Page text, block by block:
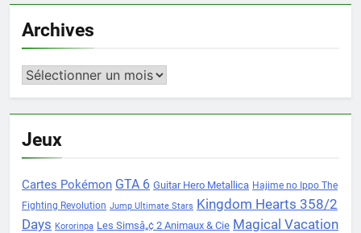
Archives
Archives
Jeux
Cartes Pokémon GTA 6 Guitar Hero Metallica Hajime no Ippo The
Fighting Revolution Jump Ultimate Stars Kingdom Hearts 358/2
Days Kororinpa Les Simsâ„¢ 2 Animaux & Cie Magical Vacation